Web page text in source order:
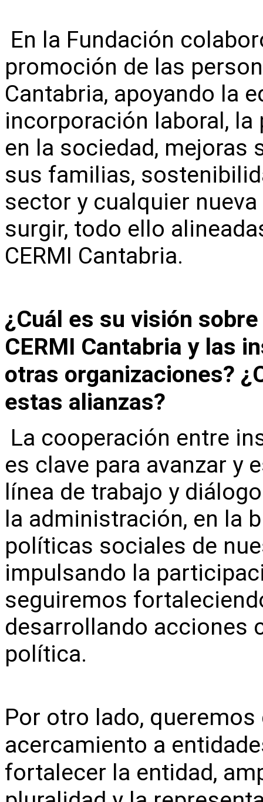
En la Fundación
promoción de las
Cantabria, apoyando la
incorporación laboral,
en la sociedad, mejoras
sus familias,
sector y cualquier
surgir, todo ello
CERMI Cantabria.
¿Cuál es su visión
CERMI Cantabria y las
otras organizaciones?
estas alianzas?
La cooperación entre
es clave para avanzar y
línea de trabajo y
la administración, en la
políticas sociales de
impulsando la
seguiremos
desarrollando acciones
política.
Por otro lado,
acercamiento a
fortalecer la entidad,